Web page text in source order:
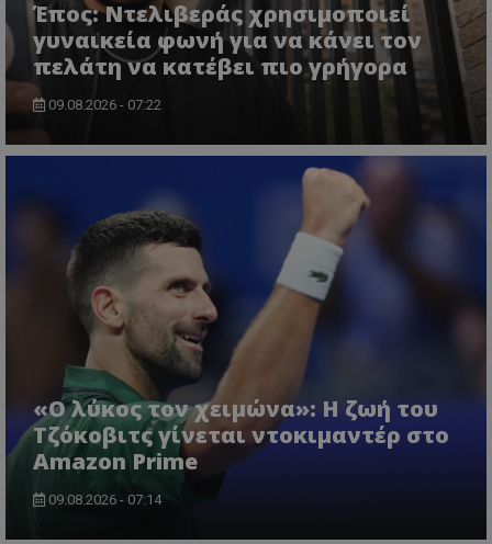
Έπος: Ντελιβεράς χρησιμοποιεί
γυναικεία φωνή για να κάνει τον
πελάτη να κατέβει πιο γρήγορα
09.08.2026 - 07:22
«Ο λύκος τον χειμώνα»: Η ζωή του
Τζόκοβιτς γίνεται ντοκιμαντέρ στο
Amazon Prime
09.08.2026 - 07:14